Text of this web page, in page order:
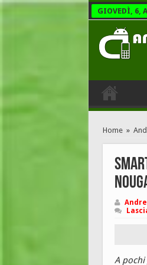
GIOVEDÌ, 6,
Home »
A